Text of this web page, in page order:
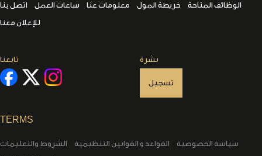
اتصل بنا ساعات العمل معلومات عنا خريطة المول
الوظائف المتاحة
للإعلان معنا
تابعنا نشرة
تسجيل
TERMS
الشروط والتعليمات القواعد و القوانين التنظيمية
سياسة الخصوصية